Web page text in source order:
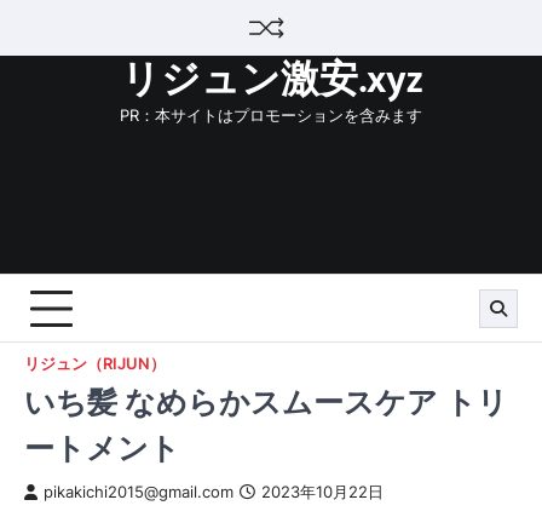
リジュン激安.xyz
PR：本サイトはプロモーションを含みます
リジュン（RIJUN）
いち髪 なめらかスムースケア トリ
ートメント
pikakichi2015@gmail.com 2023年10月22日